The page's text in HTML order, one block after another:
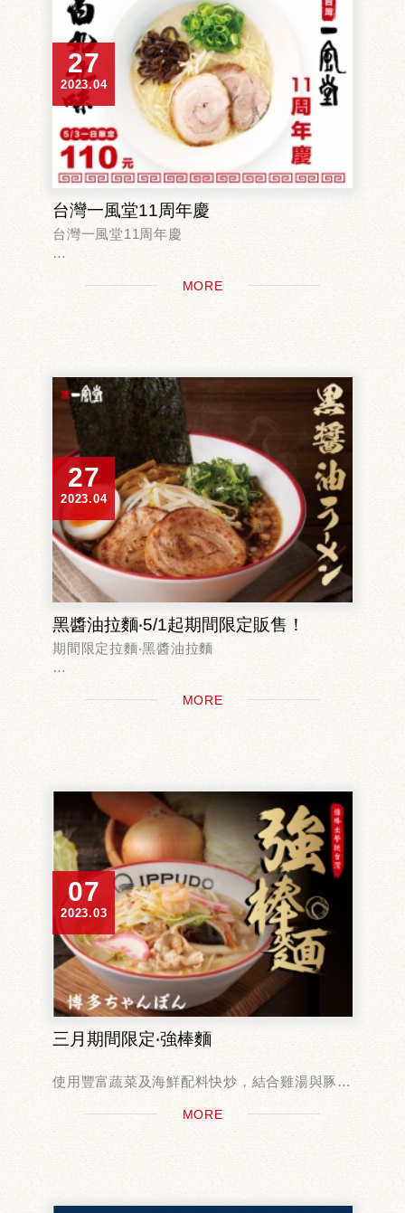
27
2023.04
台灣一風堂11周年慶
台灣一風堂11周年慶
好康活動現在就筆記起來！
MORE
27
2023.04
黑醬油拉麵‧5/1起期間限定販售！
期間限定拉麵‧黑醬油拉麵
MORE
07
2023.03
三月期間限定‧強棒麵
使用豐富蔬菜及海鮮配料快炒，結合雞湯與豚骨
搭配稍粗的中華麵條，風味鮮甜、口感豐富，飽
MORE